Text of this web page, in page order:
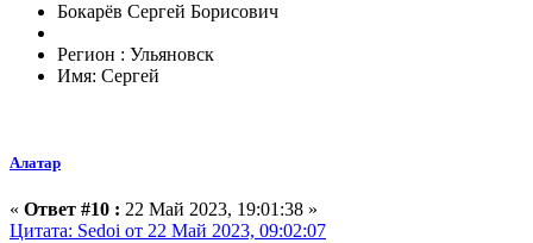
Бокарёв Сергей Борисович
Регион : Ульяновск
Имя: Сергей
Алатар
« Ответ #10 : 22 Май 2023, 19:01:38 »
Цитата: Sedoi от 22 Май 2023, 09:02:07